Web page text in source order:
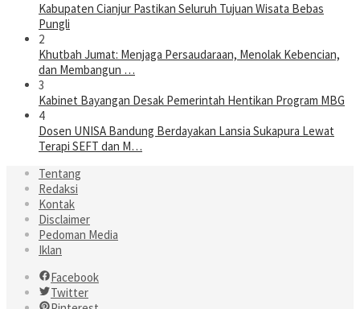
Kabupaten Cianjur Pastikan Seluruh Tujuan Wisata Bebas
Pungli
2
Khutbah Jumat: Menjaga Persaudaraan, Menolak Kebencian,
dan Membangun …
3
Kabinet Bayangan Desak Pemerintah Hentikan Program MBG
4
Dosen UNISA Bandung Berdayakan Lansia Sukapura Lewat
Terapi SEFT dan M…
Tentang
Redaksi
Kontak
Disclaimer
Pedoman Media
Iklan
Facebook
Twitter